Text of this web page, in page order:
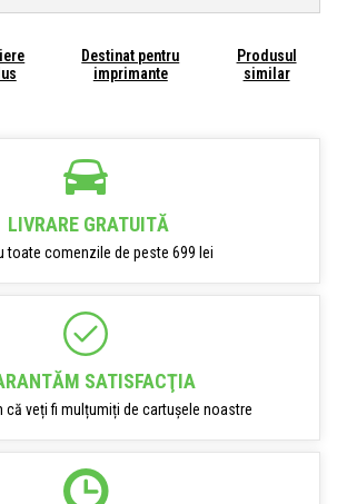
Destinat pentru
imprimante
Produsul
similar
LIVRARE GRATUITĂ
toate comenzile de peste 699 lei
SATISFACŢIA
că veți fi mulțumiți de cartușele noastre